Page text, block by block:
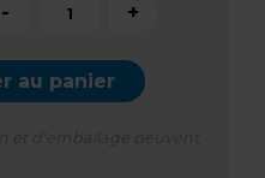
- +
au panier